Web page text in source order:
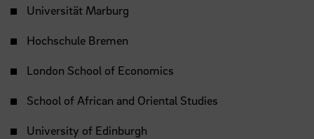
Universität Marburg
Hochschule Bremen
London School of Economics
School of African and Oriental Studies
University of Edinburgh